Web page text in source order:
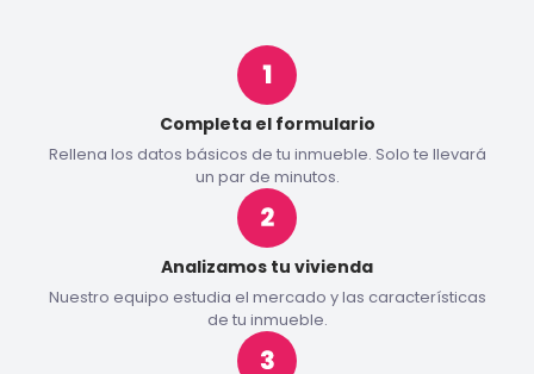
Completa el formulario
Rellena los datos básicos de tu inmueble. Solo te llevará
un par de minutos.
Analizamos tu vivienda
Nuestro equipo estudia el mercado y las características
de tu inmueble.